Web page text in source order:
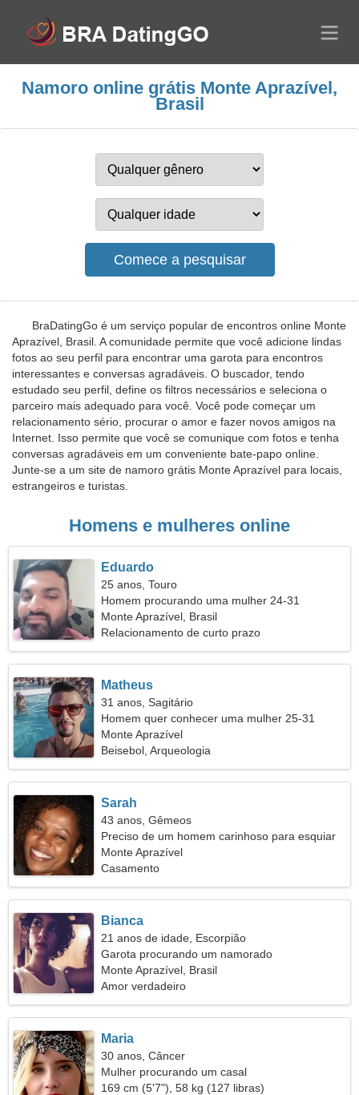
Namoro online grátis Monte Aprazível,
Brasil
BraDatingGo é um serviço popular de encontros online Monte
Aprazível, Brasil. A comunidade permite que você adicione lindas
fotos ao seu perfil para encontrar uma garota para encontros
interessantes e conversas agradáveis. O buscador, tendo
estudado seu perfil, define os filtros necessários e seleciona o
parceiro mais adequado para você. Você pode começar um
relacionamento sério, procurar o amor e fazer novos amigos na
Internet. Isso permite que você se comunique com fotos e tenha
conversas agradáveis em um conveniente bate-papo online.
Junte-se a um site de namoro grátis Monte Aprazível para locais,
estrangeiros e turistas.
Homens e mulheres online
Eduardo
25 anos, Touro
Homem procurando uma mulher 24-31
Monte Aprazível, Brasil
Relacionamento de curto prazo
Matheus
31 anos, Sagitário
Homem quer conhecer uma mulher 25-31
Monte Aprazível
Beisebol, Arqueologia
Sarah
43 anos, Gêmeos
Preciso de um homem carinhoso para esquiar
juntos
Monte Aprazível
Casamento
Bianca
21 anos de idade, Escorpião
Garota procurando um namorado
Monte Aprazível, Brasil
Amor verdadeiro
Maria
30 anos, Câncer
Mulher procurando um casal
169 cm (5'7"), 58 kg (127 libras)